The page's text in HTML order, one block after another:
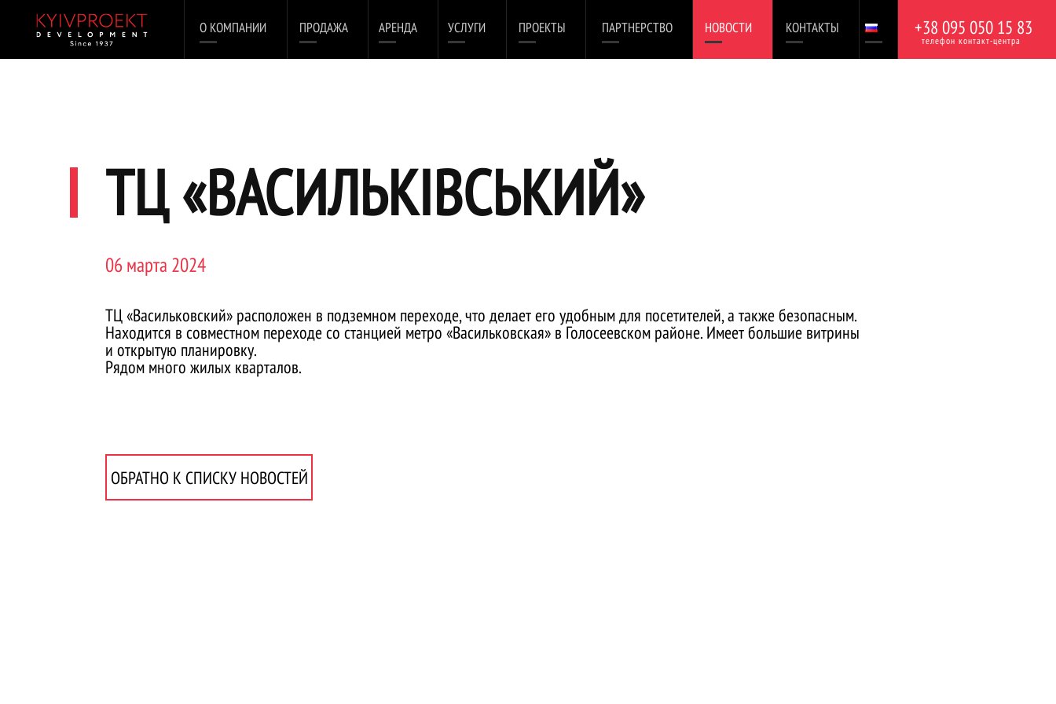
О КОМПАНИИ ПРОДАЖА АРЕНДА УСЛУГИ ПРОЕКТЫ ПАРТНЕРСТВО НОВОСТИ КОНТАКТЫ +38 095 050 15 83
телефон контакт-центра
ТЦ «ВАСИЛЬКІВСЬКИЙ»
06 марта 2024
ТЦ «Васильковский» расположен в подземном переходе, что делает его удобным для посетителей, а также безопасным.
Находится в совместном переходе со станцией метро «Васильковская» в Голосеевском районе. Имеет большие витрины
и открытую планировку.
Рядом много жилых кварталов.
ОБРАТНО К СПИСКУ НОВОСТЕЙ